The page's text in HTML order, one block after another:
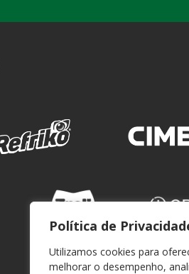
Política de
Utilizamos cookies para
melhorar o desempenho,